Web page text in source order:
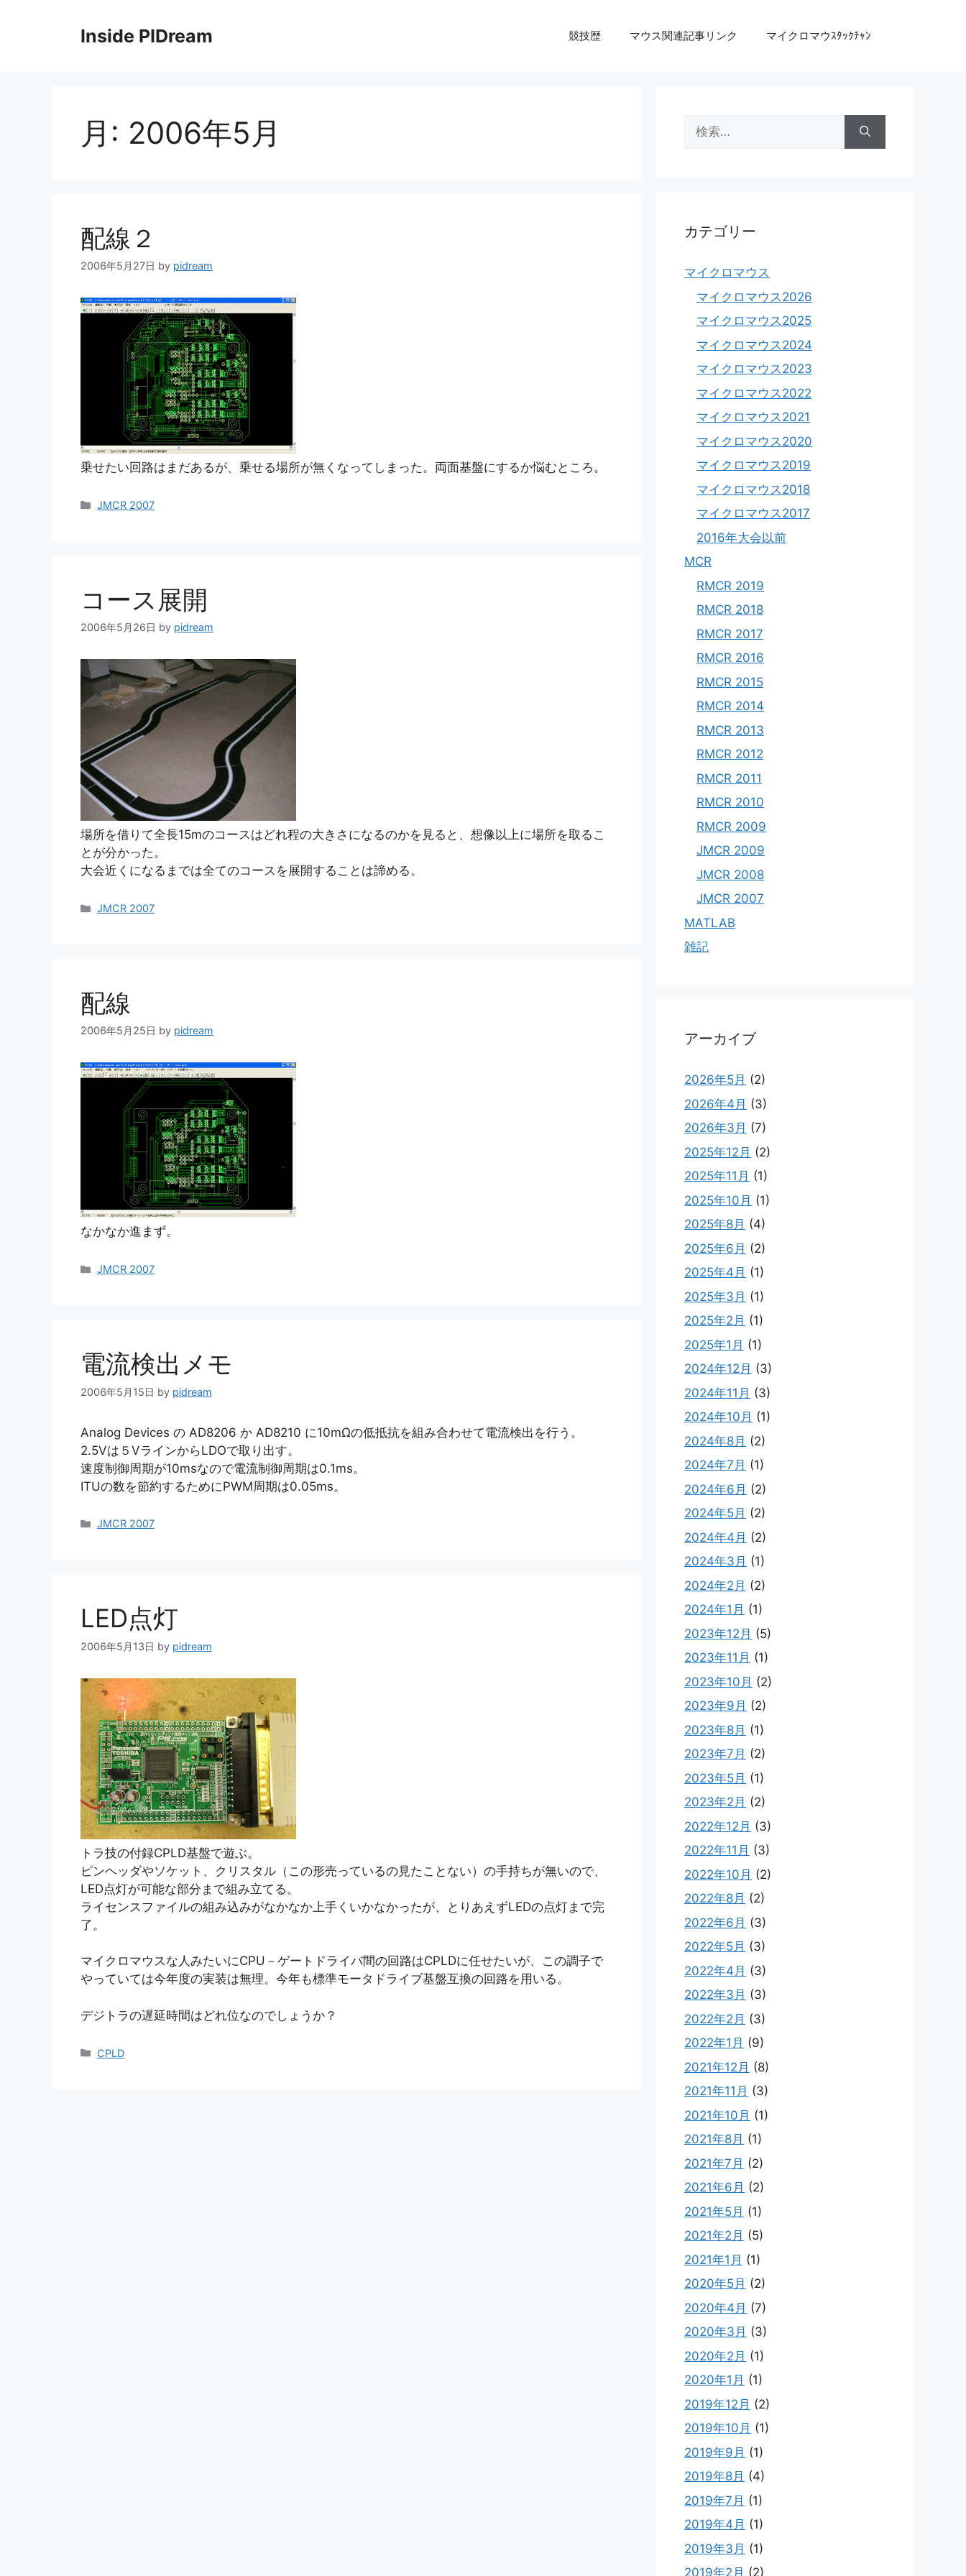
Inside PIDream 競技歴 マウス関連記事リンク マイクロマウｽﾀｯｸﾁｬﾝ
月: 2006年5月
配線２
2006年5月27日 by pidream
乗せたい回路はまだあるが、乗せる場所が無くなってしまった。両面基盤にするか悩むところ。
カ
JMCR 2007
コース展開
2006年5月26日 by pidream
場所を借りて全長15mのコースはどれ程の大きさになるのかを見ると、想像以上に場所を取るこ
とが分かった。
大会近くになるまでは全てのコースを展開することは諦める。
カ
JMCR 2007
配線
2006年5月25日 by pidream
なかなか進まず。
カ
JMCR 2007
電流検出メモ
2006年5月15日 by pidream
Analog Devices の AD8206 か AD8210 に10mΩの低抵抗を組み合わせて電流検出を行う。
2.5Vは５VラインからLDOで取り出す。
速度制御周期が10msなので電流制御周期は0.1ms。
ITUの数を節約するためにPWM周期は0.05ms。
カ
JMCR 2007
LED点灯
2006年5月13日 by pidream
トラ技の付録CPLD基盤で遊ぶ。
ピンヘッダやソケット、クリスタル（この形売っているの見たことない）の手持ちが無いので、
LED点灯が可能な部分まで組み立てる。
ライセンスファイルの組み込みがなかなか上手くいかなかったが、とりあえずLEDの点灯まで完
了。
マイクロマウスな人みたいにCPU－ゲートドライバ間の回路はCPLDに任せたいが、この調子で
やっていては今年度の実装は無理。今年も標準モータドライブ基盤互換の回路を用いる。
デジトラの遅延時間はどれ位なのでしょうか？
カ
CPLD
索:
カテゴリー
マイクロマウス
マイクロマウス2026
マイクロマウス2025
マイクロマウス2024
マイクロマウス2023
マイクロマウス2022
マイクロマウス2021
マイクロマウス2020
マイクロマウス2019
マイクロマウス2018
マイクロマウス2017
2016年大会以前
MCR
RMCR 2019
RMCR 2018
RMCR 2017
RMCR 2016
RMCR 2015
RMCR 2014
RMCR 2013
RMCR 2012
RMCR 2011
RMCR 2010
RMCR 2009
JMCR 2009
JMCR 2008
JMCR 2007
MATLAB
雑記
アーカイブ
2026年5月 (2)
2026年4月 (3)
2026年3月 (7)
2025年12月 (2)
2025年11月 (1)
2025年10月 (1)
2025年8月 (4)
2025年6月 (2)
2025年4月 (1)
2025年3月 (1)
2025年2月 (1)
2025年1月 (1)
2024年12月 (3)
2024年11月 (3)
2024年10月 (1)
2024年8月 (2)
2024年7月 (1)
2024年6月 (2)
2024年5月 (2)
2024年4月 (2)
2024年3月 (1)
2024年2月 (2)
2024年1月 (1)
2023年12月 (5)
2023年11月 (1)
2023年10月 (2)
2023年9月 (2)
2023年8月 (1)
2023年7月 (2)
2023年5月 (1)
2023年2月 (2)
2022年12月 (3)
2022年11月 (3)
2022年10月 (2)
2022年8月 (2)
2022年6月 (3)
2022年5月 (3)
2022年4月 (3)
2022年3月 (3)
2022年2月 (3)
2022年1月 (9)
2021年12月 (8)
2021年11月 (3)
2021年10月 (1)
2021年8月 (1)
2021年7月 (2)
2021年6月 (2)
2021年5月 (1)
2021年2月 (5)
2021年1月 (1)
2020年5月 (2)
2020年4月 (7)
2020年3月 (3)
2020年2月 (1)
2020年1月 (1)
2019年12月 (2)
2019年10月 (1)
2019年9月 (1)
2019年8月 (4)
2019年7月 (1)
2019年4月 (1)
2019年3月 (1)
2019年2月 (2)